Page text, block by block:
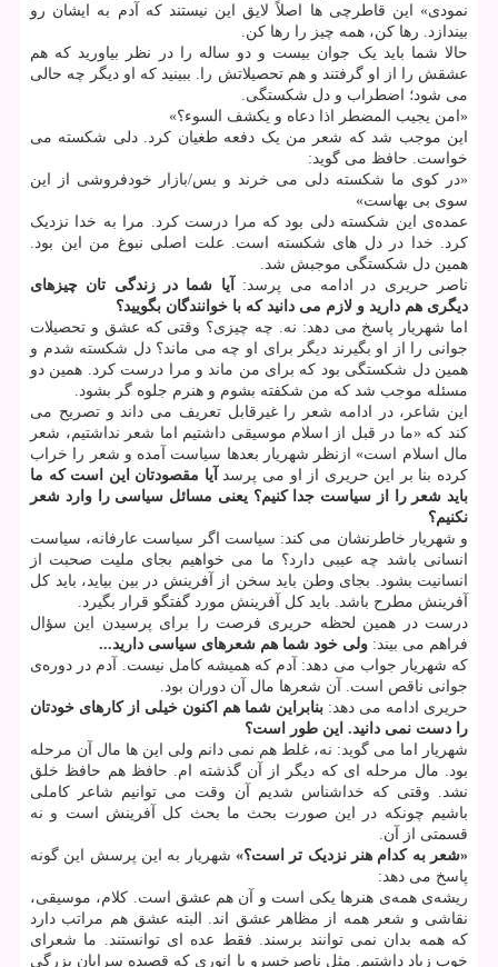
نمودی» این قاطرچی ها اصلاً لایق این نیستند که آدم به ایشان رو
بیندازد. رها کن، همه چیز را رها کن.
حالا شما باید یک جوان بیست و دو ساله را در نظر بیاورید که هم
عشقش را از او گرفتند و هم تحصیلاتش را. ببینید که او دیگر چه حالی
می شود؛ اضطراب و دل شکستگی.
«امن یجیب المضطر اذا دعاه و یکشف السوء؟»
این موجب شد که شعر من یک دفعه طغیان کرد. دلی شکسته می
خواست. حافظ می گوید:
«در کوی ما شکسته دلی می خرند و بس/بازار خودفروشی از این
سوی بی بهاست»
عمده‌ی این شکسته دلی بود که مرا درست کرد. مرا به خدا نزدیک
کرد. خدا در دل های شکسته است. علت اصلی نبوغ من این بود.
همین دل شکستگی موجبش شد.
ناصر حریری در ادامه می پرسد:
آیا شما در زندگی تان چیزهای
دیگری هم دارید و لازم می دانید که با خوانندگان بگویید؟
اما شهریار پاسخ می دهد: نه. چه چیزی؟ وقتی که عشق و تحصیلات
جوانی را از او بگیرند دیگر برای او چه می ماند؟ دل شکسته شدم و
همین دل شکستگی بود که برای من ماند و مرا درست کرد. همین دو
مسئله موجب شد که من شکفته بشوم و هنرم جلوه گر بشود.
این شاعر، در ادامه شعر را غیرقابل تعریف می داند و تصریح می
کند که «ما در قبل از اسلام موسیقی داشتیم اما شعر نداشتیم، شعر
مال اسلام است» ازنظر شهریار بعدها سیاست آمده و شعر را خراب
کرده بنا بر این حریری از او می پرسد آیا مقصودتان این است که ما
باید شعر را از سیاست جدا کنیم؟ یعنی مسائل سیاسی را وارد شعر
نکنیم؟
و شهریار خاطرنشان می کند: سیاست اگر سیاست عارفانه، سیاست
انسانی باشد چه عیبی دارد؟ ما می خواهیم بجای ملیت صحبت از
انسانیت بشود. بجای وطن باید سخن از آفرینش در بین بیاید، باید کل
آفرینش مطرح باشد. باید کل آفرینش مورد گفتگو قرار بگیرد.
درست در همین لحظه حریری فرصت را برای پرسیدن این سؤال
فراهم می بیند: ولی خود شما هم شعرهای سیاسی دارید...
که شهریار جواب می دهد: آدم که همیشه کامل نیست. آدم در دوره‌ی
جوانی ناقص است. آن شعرها مال آن دوران بود.
حریری ادامه می دهد: بنابراین شما هم اکنون خیلی از کارهای خودتان
را دست نمی دانید. این طور است؟
شهریار اما می گوید: نه، غلط هم نمی دانم ولی این ها مال آن مرحله
بود. مال مرحله ای که دیگر از آن گذشته ام. حافظ هم حافظ خلق
نشد. وقتی که خداشناس شدیم آن وقت می توانیم شاعر کاملی
باشیم چونکه در این صورت بحث ما بحث کل آفرینش است و نه
قسمتی از آن.
«شعر به کدام هنر نزدیک تر است؟» شهریار به این پرسش این گونه
پاسخ می دهد:
ریشه‌ی همه‌ی هنرها یکی است و آن هم عشق است. کلام، موسیقی،
نقاشی و شعر همه از مظاهر عشق اند. البته عشق هم مراتب دارد
که همه بدان نمی توانند برسند. فقط عده ای توانستند. ما شعرای
خوب زیاد داشتیم. مثل ناصرخسرو یا انوری که قصیده سرایان بزرگی